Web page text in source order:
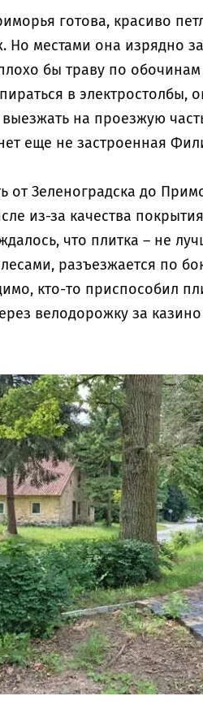
готова, красиво
Но местами она изрядно
бы траву по обочинам
в электростолбы,
на проезжую
еще не застроенная
от Зеленоградска до
из-за качества
что плитка – не
разъезжается по
кто-то приспособил
велодорожку за